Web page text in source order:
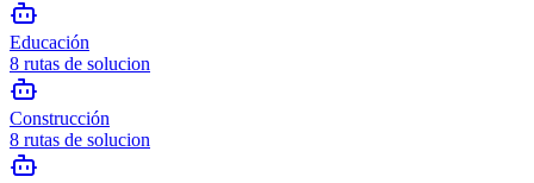
Educación
8 rutas de solucion
Construcción
8 rutas de solucion